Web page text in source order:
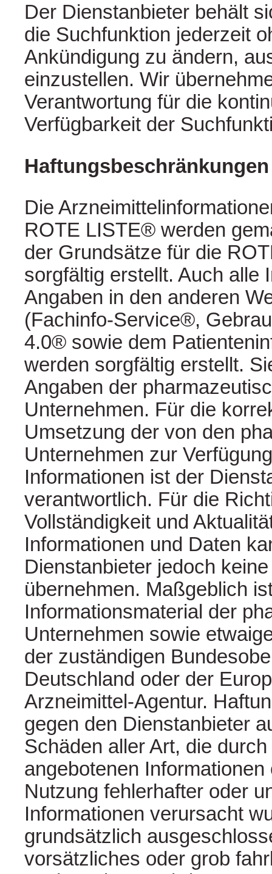
Der Dienstanbieter behält
die Suchfunktion jederzeit
Ankündigung zu ändern,
einzustellen. Wir
Verantwortung für die
Verfügbarkeit der
Haftungsbeschränkungen
Die
ROTE LISTE® werden
der Grundsätze für die
sorgfältig erstellt. Auch alle
Angaben in den anderen
(Fachinfo-Service®,
4.0® sowie dem
werden sorgfältig erstellt.
Angaben der
Unternehmen. Für die
Umsetzung der von den
Unternehmen zur
Informationen ist der
verantwortlich. Für die
Vollständigkeit und
Informationen und Daten
Dienstanbieter jedoch
übernehmen. Maßgeblich
Informationsmaterial der
Unternehmen sowie
der zuständigen
Deutschland oder der
Arzneimittel-Agentur.
gegen den Dienstanbieter
Schäden aller Art, die
angebotenen
Nutzung fehlerhafter oder
Informationen verursacht
grundsätzlich
vorsätzliches oder grob